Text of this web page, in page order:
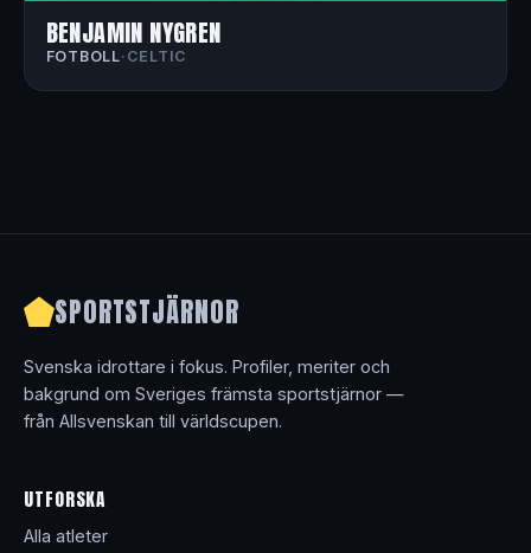
BENJAMIN NYGREN
FOTBOLL· CELTIC
SPORTSTJÄRNOR
Svenska idrottare i fokus. Profiler, meriter och
bakgrund om Sveriges främsta sportstjärnor —
från Allsvenskan till världscupen.
UTFORSKA
Alla atleter